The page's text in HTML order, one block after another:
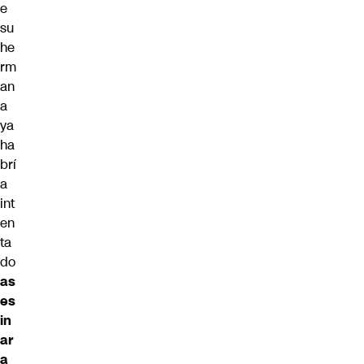
e
su
he
rm
an
a
ya
ha
brí
a
int
en
ta
do
as
es
in
ar
a